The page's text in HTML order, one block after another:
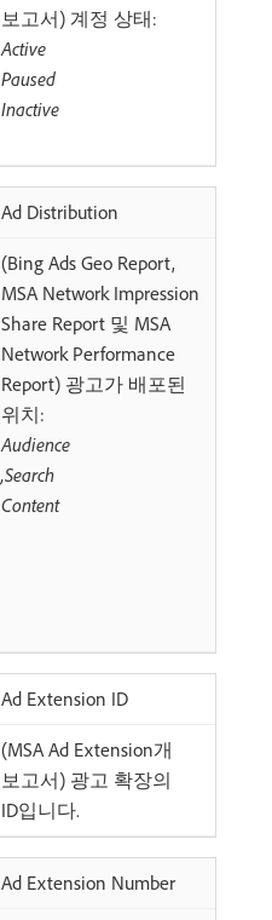
보고서) 계정 상태:
Active
Paused
Inactive
Ad Distribution
(Bing Ads Geo Report,
MSA Network Impression
Share Report 및 MSA
Network Performance
Report) 광고가 배포된
위치:
Audience
,Search
Content
Ad Extension ID
(MSA Ad Extension개
보고서) 광고 확장의
ID입니다.
Ad Extension Number